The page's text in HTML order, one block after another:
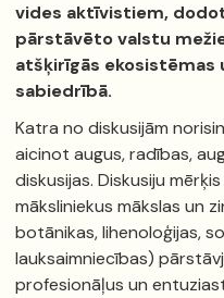
vides aktīvistiem,
pārstāvēto valstu
atšķirīgās ekosistēmas
sabiedrībā.
Katra no diskusijām
aicinot augus, radības,
diskusijas. Diskusiju
māksliniekus mākslas un
botānikas, lihenoloģijas,
lauksaimniecības)
profesionāļus un